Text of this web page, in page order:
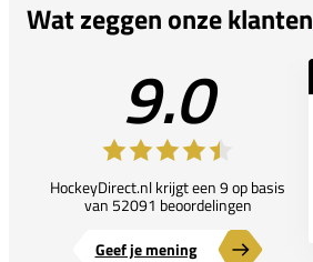
Wat zeggen onze klanten
9.0
HockeyDirect.nl krijgt een 9 op basis
van 52091 beoordelingen
Geef je mening